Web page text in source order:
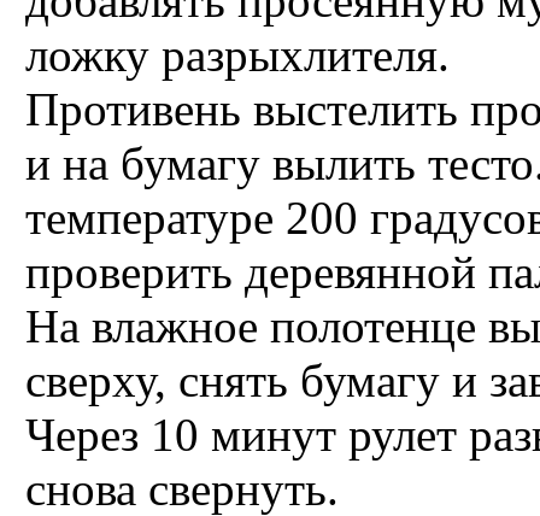
ложку разрыхлителя.
Противень выстелить
и на бумагу вылить
температуре 200
проверить деревянной
На влажное полотенце
сверху, снять бумагу и
Через 10 минут рулет
снова свернуть.